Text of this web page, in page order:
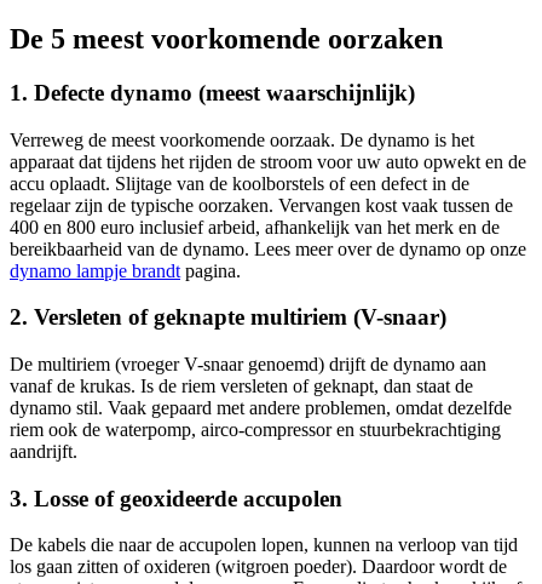
De 5 meest voorkomende oorzaken
1. Defecte dynamo (meest waarschijnlijk)
Verreweg de meest voorkomende oorzaak. De dynamo is het
apparaat dat tijdens het rijden de stroom voor uw auto opwekt en de
accu oplaadt. Slijtage van de koolborstels of een defect in de
regelaar zijn de typische oorzaken. Vervangen kost vaak tussen de
400 en 800 euro inclusief arbeid, afhankelijk van het merk en de
bereikbaarheid van de dynamo. Lees meer over de dynamo op onze
dynamo lampje brandt pagina.
2. Versleten of geknapte multiriem (V-snaar)
De multiriem (vroeger V-snaar genoemd) drijft de dynamo aan
vanaf de krukas. Is de riem versleten of geknapt, dan staat de
dynamo stil. Vaak gepaard met andere problemen, omdat dezelfde
riem ook de waterpomp, airco-compressor en stuurbekrachtiging
aandrijft.
3. Losse of geoxideerde accupolen
De kabels die naar de accupolen lopen, kunnen na verloop van tijd
los gaan zitten of oxideren (witgroen poeder). Daardoor wordt de